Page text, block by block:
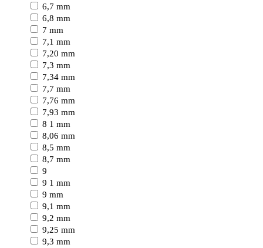
6,7 mm
6,8 mm
7 mm
7,1 mm
7,20 mm
7,3 mm
7,34 mm
7,7 mm
7,76 mm
7,93 mm
8 1 mm
8,06 mm
8,5 mm
8,7 mm
9
9 1 mm
9 mm
9,1 mm
9,2 mm
9,25 mm
9,3 mm